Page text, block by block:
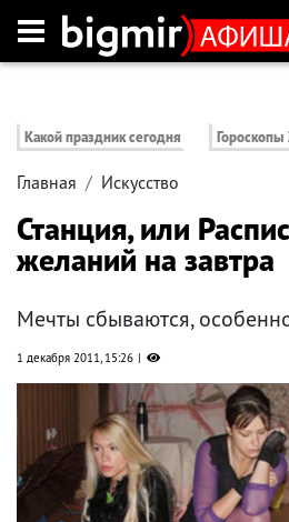
Какой праздник сегодня
Главная Искусство
Станция, или
желаний на завтра
Мечты сбываются,
1 декабря 2011, 15:26